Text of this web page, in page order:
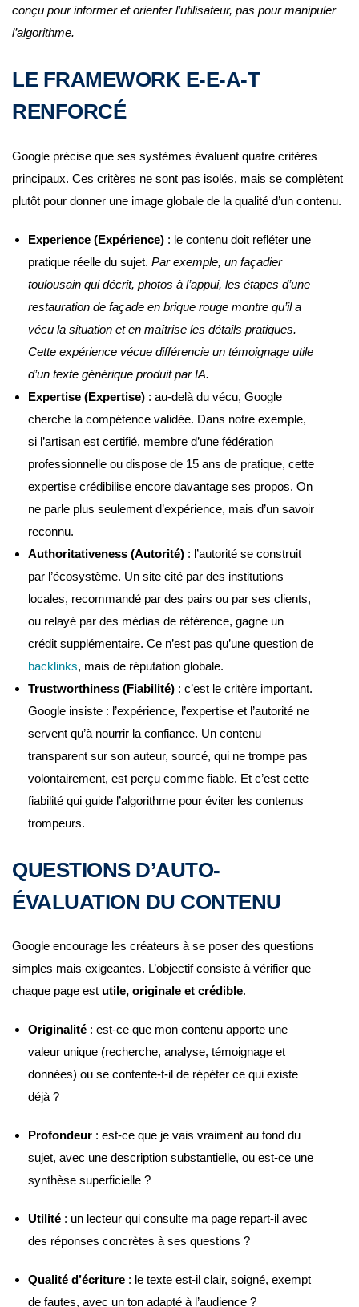
conçu pour informer et orienter l’utilisateur, pas pour manipuler
l’algorithme.
LE FRAMEWORK E-E-A-T
RENFORCÉ
Google précise que ses systèmes évaluent quatre critères
principaux. Ces critères ne sont pas isolés, mais se complètent
plutôt pour donner une image globale de la qualité d’un contenu.
Experience (Expérience) : le contenu doit refléter une
pratique réelle du sujet. Par exemple, un façadier
toulousain qui décrit, photos à l’appui, les étapes d’une
restauration de façade en brique rouge montre qu’il a
vécu la situation et en maîtrise les détails pratiques.
Cette expérience vécue différencie un témoignage utile
d’un texte générique produit par IA.
Expertise (Expertise) : au-delà du vécu, Google
cherche la compétence validée. Dans notre exemple,
si l’artisan est certifié, membre d’une fédération
professionnelle ou dispose de 15 ans de pratique, cette
expertise crédibilise encore davantage ses propos. On
ne parle plus seulement d’expérience, mais d’un savoir
reconnu.
Authoritativeness (Autorité) : l’autorité se construit
par l’écosystème. Un site cité par des institutions
locales, recommandé par des pairs ou par ses clients,
ou relayé par des médias de référence, gagne un
crédit supplémentaire. Ce n’est pas qu’une question de
backlinks, mais de réputation globale.
Trustworthiness (Fiabilité) : c’est le critère important.
Google insiste : l’expérience, l’expertise et l’autorité ne
servent qu’à nourrir la confiance. Un contenu
transparent sur son auteur, sourcé, qui ne trompe pas
volontairement, est perçu comme fiable. Et c’est cette
fiabilité qui guide l’algorithme pour éviter les contenus
trompeurs.
QUESTIONS D’AUTO-
ÉVALUATION DU CONTENU
Google encourage les créateurs à se poser des questions
simples mais exigeantes. L’objectif consiste à vérifier que
chaque page est utile, originale et crédible.
Originalité : est-ce que mon contenu apporte une
valeur unique (recherche, analyse, témoignage et
données) ou se contente-t-il de répéter ce qui existe
déjà ?
Profondeur : est-ce que je vais vraiment au fond du
sujet, avec une description substantielle, ou est-ce une
synthèse superficielle ?
Utilité : un lecteur qui consulte ma page repart-il avec
des réponses concrètes à ses questions ?
Qualité d’écriture : le texte est-il clair, soigné, exempt
de fautes, avec un ton adapté à l’audience ?